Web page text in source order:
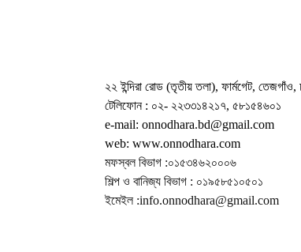
২২ ইন্দিরা রোড (তৃতীয় তলা), ফার্মগেট, তেজগাঁও,
টেলিফোন : ০২- ২২৩৩১৪২১৭, ৫৮১৫৪৬০১
e-mail: onnodhara.bd@gmail.com
web: www.onnodhara.com
মফস্বল বিভাগ :০১৫৩৪৬২০০০৬
শিল্প ও বানিজ্য বিভাগ : ০১৯৫৮৫১০৫০১
ইমেইল :info.onnodhara@gmail.com